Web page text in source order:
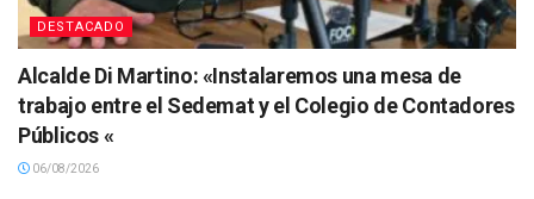
DESTACADO
Alcalde Di Martino: «Instalaremos una mesa de
trabajo entre el Sedemat y el Colegio de Contadores
Públicos «
06/08/2026